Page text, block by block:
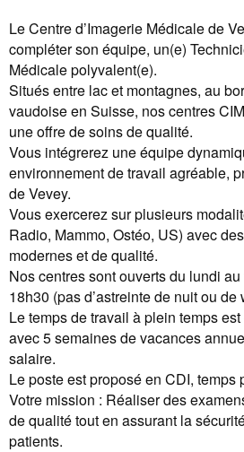
Le Centre d’Imagerie Médicale de
compléter son équipe, un(e)
Médicale polyvalent(e).
Situés entre lac et montagnes, au
vaudoise en Suisse, nos centres
une offre de soins de qualité.
Vous intégrerez une équipe
environnement de travail agréable,
de Vevey.
Vous exercerez sur plusieurs
Radio, Mammo, Ostéo, US) avec
modernes et de qualité.
Nos centres sont ouverts du lundi
18h30 (pas d’astreinte de nuit ou de
Le temps de travail à plein temps
avec 5 semaines de vacances
salaire.
Le poste est proposé en CDI, temps
Votre mission : Réaliser des
de qualité tout en assurant la
patients.